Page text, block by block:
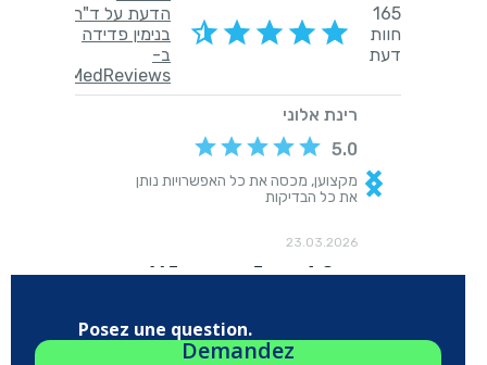
Posez une question.
Demandez